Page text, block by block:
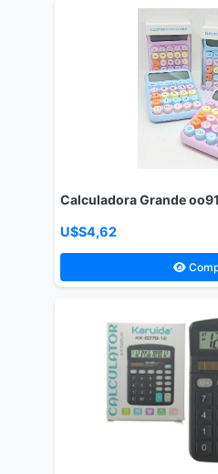
Calculadora Grande
U$S4,62